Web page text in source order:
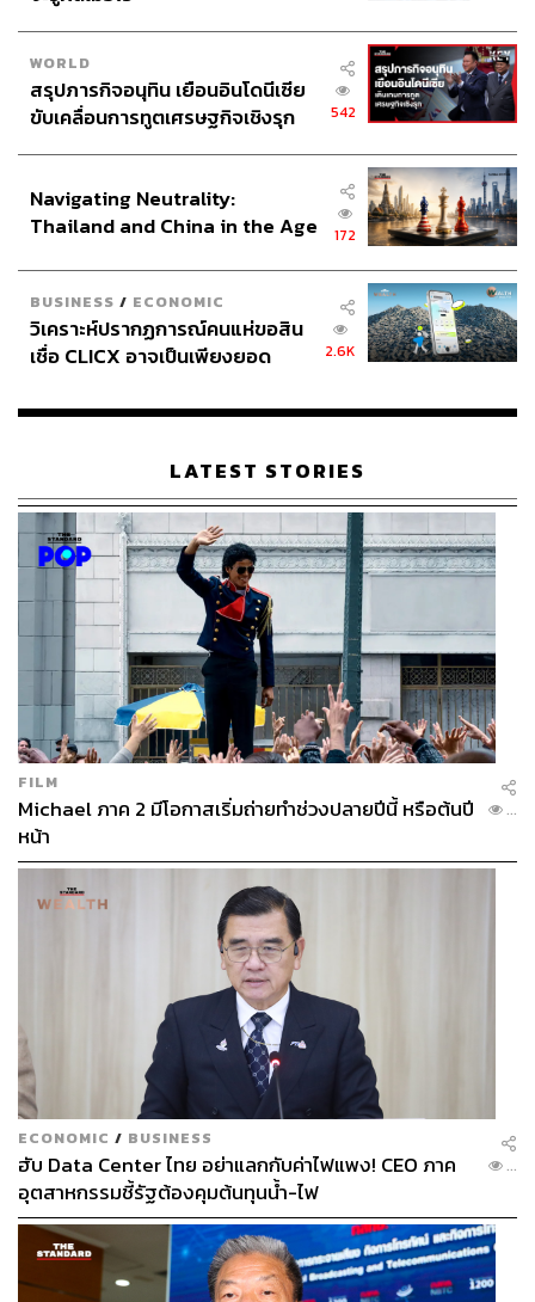
WORLD
สรุปภารกิจอนุทิน เยือนอินโดนีเซีย
ขับเคลื่อนการทูตเศรษฐกิจเชิงรุก
542
Navigating Neutrality:
Thailand and China in the Age
172
BUSINESS / ECONOMIC
วิเคราะห์ปรากฏการณ์คนแห่ขอสิน
เชื่อ CLICX อาจเป็นเพียงยอด
เรือนไทยที่ถูกซุกไว้
2.6K
LATEST STORIES
FILM
Michael ภาค 2 มีโอกาสเริ่มถ่ายทำช่วงปลายปีนี้ หรือต้นปี
หน้า
...
ECONOMIC / BUSINESS
ฮับ Data Center ไทย อย่าแลกกับค่าไฟแพง! CEO ภาค
อุตสาหกรรมชี้รัฐต้องคุมต้นทุนน้ำ-ไฟ
...